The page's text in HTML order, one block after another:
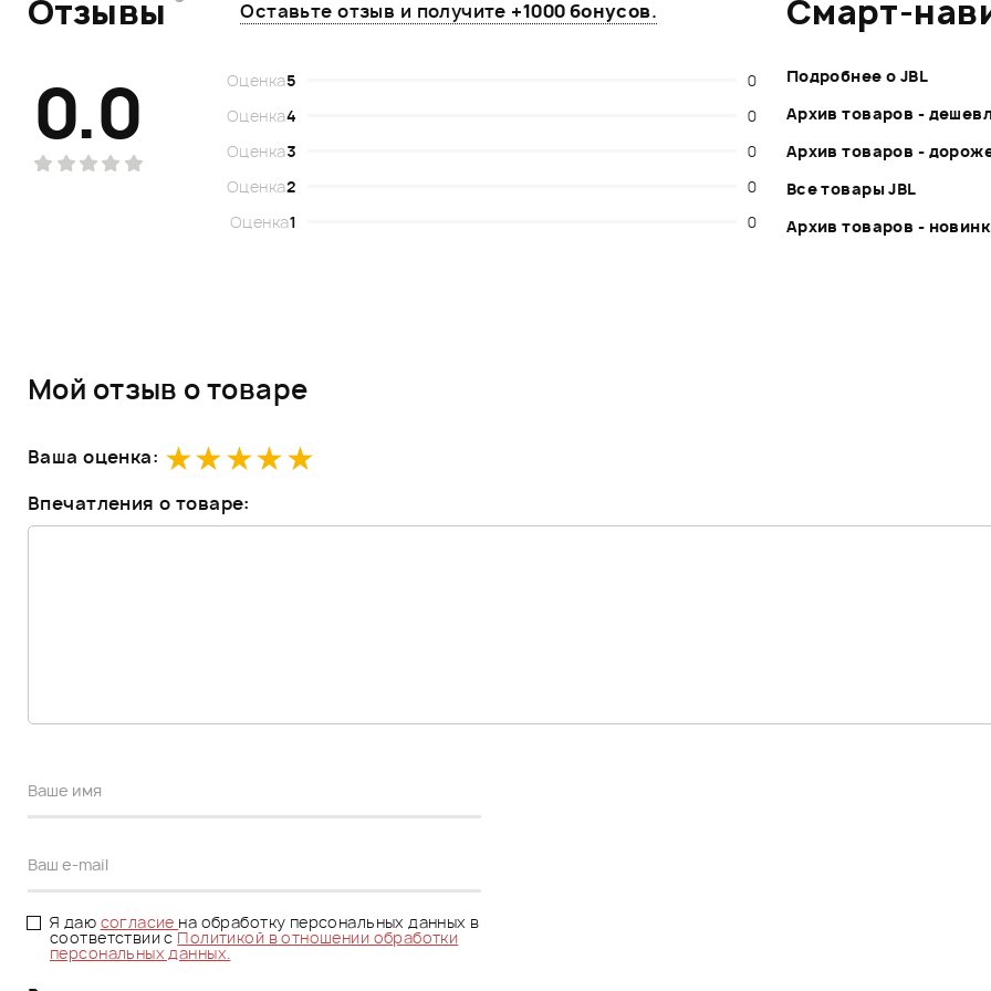
Отзывы Оставьте отзыв и получите +1000 бонусов.
0.0 Оценка5
0
Оценка4
0
Оценка3
0
Оценка2
0
Оценка1 0
Смарт-
Подробнее о JBL
Архив товаров -
Архив товаров -
Все товары JBL
Архив товаров -
Мой отзыв о товаре
Ваша оценка:
Впечатления о товаре:
Я даю согласие на обработку персональных данных в
соответствии сПолитикой в отношении обработки
персональных данных.